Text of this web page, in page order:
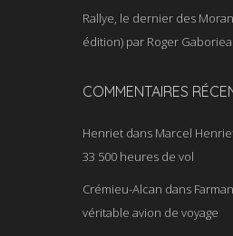
Rallye, le dernier des
édition) par Roger
COMMENTAIRES
Henriet dans Marcel
33 500 heures de vol
Crémieu-Alcan dans
véritable avion de voyage